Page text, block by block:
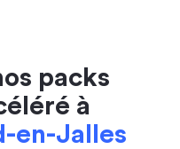
packs
à
en-Jalles